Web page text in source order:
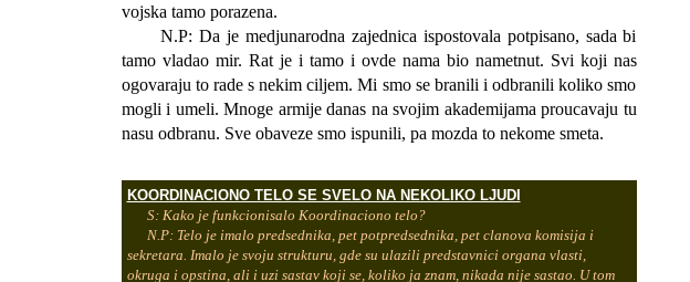
vojska tamo porazena.
N.P: Da je medjunarodna zajednica ispostovala potpisano, sada bi
tamo vladao mir. Rat je i tamo i ovde nama bio nametnut. Svi koji nas
ogovaraju to rade s nekim ciljem. Mi smo se branili i odbranili koliko smo
mogli i umeli. Mnoge armije danas na svojim akademijama proucavaju tu
nasu odbranu. Sve obaveze smo ispunili, pa mozda to nekome smeta.
KOORDINACIONO TELO SE SVELO NA NEKOLIKO LJUDI
S: Kako je funkcionisalo Koordinaciono telo?
N.P: Telo je imalo predsednika, pet potpredsednika, pet clanova komisija i
sekretara. Imalo je svoju strukturu, gde su ulazili predstavnici organa vlasti,
okruga i opstina, ali i uzi sastav koji se, koliko ja znam, nikada nije sastao. U tom